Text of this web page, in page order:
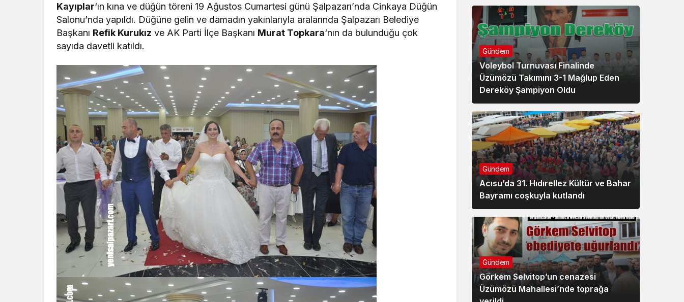
Kayıplar‘ın kına ve düğün töreni 19 Ağustos Cumartesi günü Şalpazarı’nda Cinkaya Düğün
Salonu’nda yapıldı. Düğüne gelin ve damadın yakınlarıyla aralarında Şalpazarı Belediye
Başkanı Refik Kurukız ve AK Parti İlçe Başkanı Murat Topkara‘nın da bulunduğu çok
sayıda davetli katıldı.
Gündem
Voleybol Turnuvası Finalinde
Üzümözü Takımını 3-1 Mağlup Eden
Dereköy Şampiyon Oldu
Gündem
Acısu’da 31. Hıdırellez Kültür ve Bahar
Bayramı coşkuyla kutlandı
Gündem
Görkem Selvitop’un cenazesi
Üzümözü Mahallesi’nde toprağa